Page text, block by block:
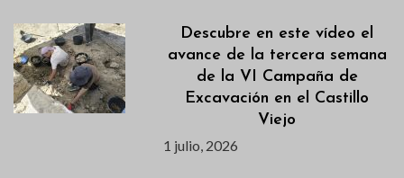
Descubre en este vídeo el
avance de la tercera semana
de la VI Campaña de
Excavación en el Castillo
Viejo
1 julio, 2026